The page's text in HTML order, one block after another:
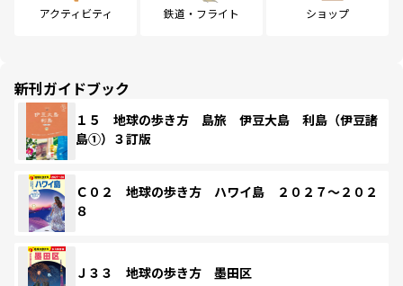
アクティビティ 鉄道・フライト ショップ
新刊ガイドブック
１５ 地球の歩き方 島旅 伊豆大島 利島（伊豆諸
島①）３訂版
Ｃ０２ 地球の歩き方 ハワイ島 ２０２７～２０２
８
Ｊ３３ 地球の歩き方 墨田区